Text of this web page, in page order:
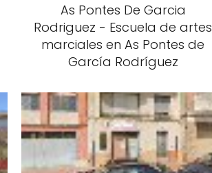
As Pontes De Garcia
Rodriguez - Escuela de artes
marciales en As Pontes de
García Rodríguez